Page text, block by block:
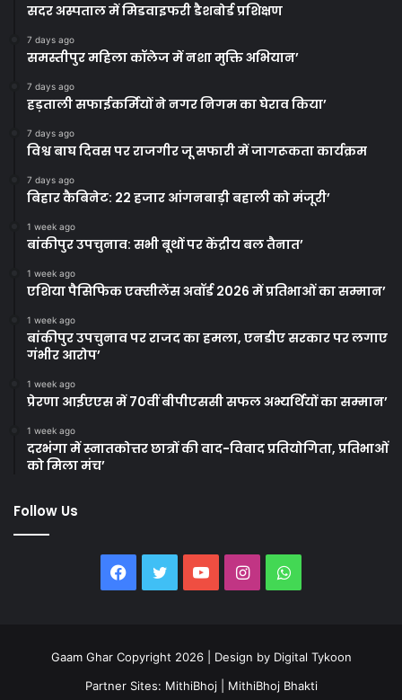
सदर अस्पताल में मिडवाइफरी डैशबोर्ड प्रशिक्षण
7 days ago
समस्तीपुर महिला कॉलेज में नशा मुक्ति अभियान’
7 days ago
हड़ताली सफाईकर्मियों ने नगर निगम का घेराव किया’
7 days ago
विश्व बाघ दिवस पर राजगीर जू सफारी में जागरूकता कार्यक्रम
7 days ago
बिहार कैबिनेट: 22 हजार आंगनबाड़ी बहाली को मंजूरी’
1 week ago
बांकीपुर उपचुनाव: सभी बूथों पर केंद्रीय बल तैनात’
1 week ago
एशिया पैसिफिक एक्सीलेंस अवॉर्ड 2026 में प्रतिभाओं का सम्मान’
1 week ago
बांकीपुर उपचुनाव पर राजद का हमला, एनडीए सरकार पर लगाए
गंभीर आरोप’
1 week ago
प्रेरणा आईएएस में 70वीं बीपीएससी सफल अभ्यर्थियों का सम्मान’
1 week ago
दरभंगा में स्नातकोत्तर छात्रों की वाद-विवाद प्रतियोगिता, प्रतिभाओं
को मिला मंच’
Follow Us
Facebook
TwitterYouTubeInstagramWhatsApp
Gaam Ghar Copyright 2026 | Design by Digital Tykoon
Partner Sites: MithiBhoj MithiBhoj Bhakti